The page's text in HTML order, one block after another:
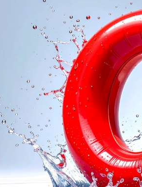
cataloghi